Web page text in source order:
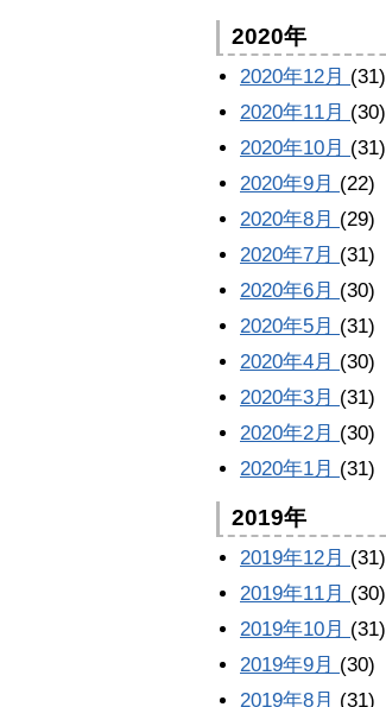
2020年
2020年12月 (31)
2020年11月 (30)
2020年10月 (31)
2020年9月 (22)
2020年8月 (29)
2020年7月 (31)
2020年6月 (30)
2020年5月 (31)
2020年4月 (30)
2020年3月 (31)
2020年2月 (30)
2020年1月 (31)
2019年
2019年12月 (31)
2019年11月 (30)
2019年10月 (31)
2019年9月 (30)
2019年8月 (31)